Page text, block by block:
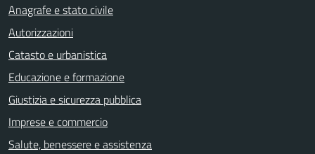
Anagrafe e stato civile
Autorizzazioni
Catasto e urbanistica
Educazione e formazione
Giustizia e sicurezza pubblica
Imprese e commercio
Salute, benessere e assistenza